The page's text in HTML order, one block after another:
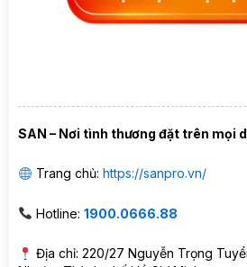
SAN – Nơi tình thương đặt trên mọi
Trang chủ: https://sanpro.vn/
Hotline: 1900.0666.88
Địa chỉ: 220/27 Nguyễn Trọng